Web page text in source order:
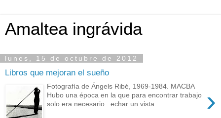
Amaltea ingrávida
lunes, 15 de octubre de 2012
Libros que mejoran el sueño
›
Fotografía de Ángels Ribé, 1969-1984. MACBA
Hubo una época en la que para encontrar trabajo
solo era necesario echar un vista...